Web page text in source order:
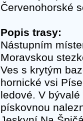
Červenohorské
Popis trasy:
Nástupním
Moravskou
Ves s krytým
hornické vsi
ledové. V
pískovnou